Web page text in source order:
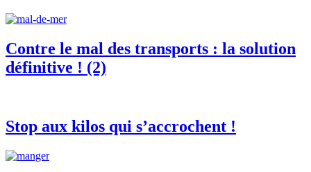
Contre le mal des transports : la solution
définitive ! (2)
Stop aux kilos qui s’accrochent !